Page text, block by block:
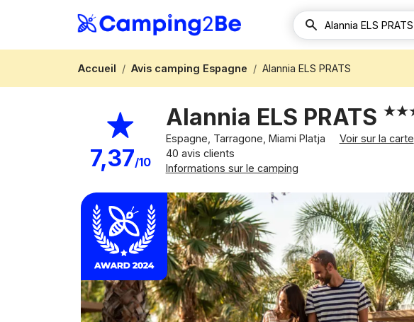
Accueil Avis camping Espagne Alannia ELS PRATS
7,37/10
Alannia ELS PRATS
Espagne, Tarragone, Miami Platja
Voir sur la carte
40 avis clients
Informations sur le camping